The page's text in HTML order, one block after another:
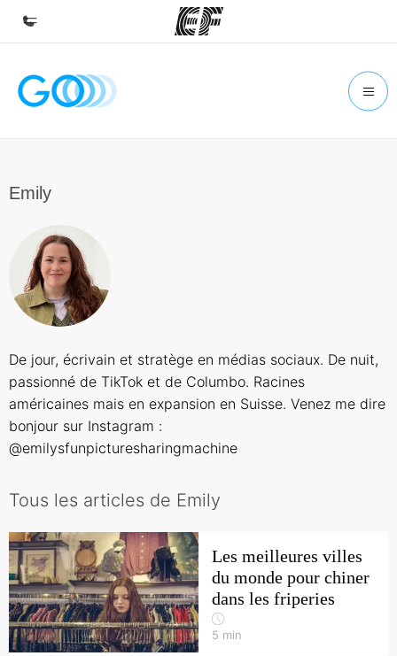
Accueil
Trouver un bureau
A propos de nous
Qui sommes-nous ?
Rejoignez nos équipes
Emily
De jour, écrivain et stratège en médias sociaux. De nuit,
passionné de TikTok et de Columbo. Racines
américaines mais en expansion en Suisse. Venez me dire
bonjour sur Instagram :
@emilysfunpicturesharingmachine
Tous les articles de Emily
Les meilleures villes
du monde pour chiner
dans les friperies
5 min